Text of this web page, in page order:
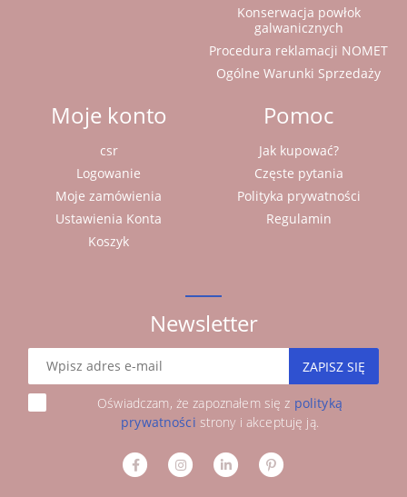
Konserwacja powłok
galwanicznych
Procedura reklamacji NOMET
Ogólne Warunki Sprzedaży
Moje konto
csr
Logowanie
Moje zamówienia
Ustawienia Konta
Koszyk
Pomoc
Jak kupować?
Częste pytania
Polityka prywatności
Regulamin
Newsletter
ZAPISZ SIĘ
Oświadczam, że zapoznałem się z polityką
prywatności strony i akceptuję ją.